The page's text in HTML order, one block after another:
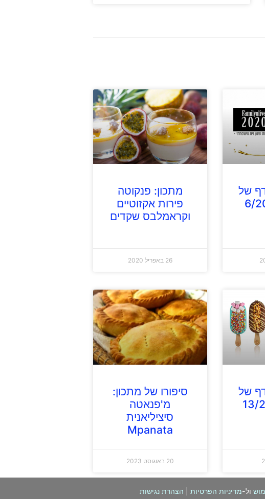
של
מתכון: פנקוטה
פירות אקזוטיים
וקראמלבס שקדים
26 באפריל 2020
של
סיפורו של מתכון:
מ'פנאטה
סיציליאנית
Mpanata
20 באוגוסט 2023
ול-מדיניות הפרטיות הצהרת נגישות